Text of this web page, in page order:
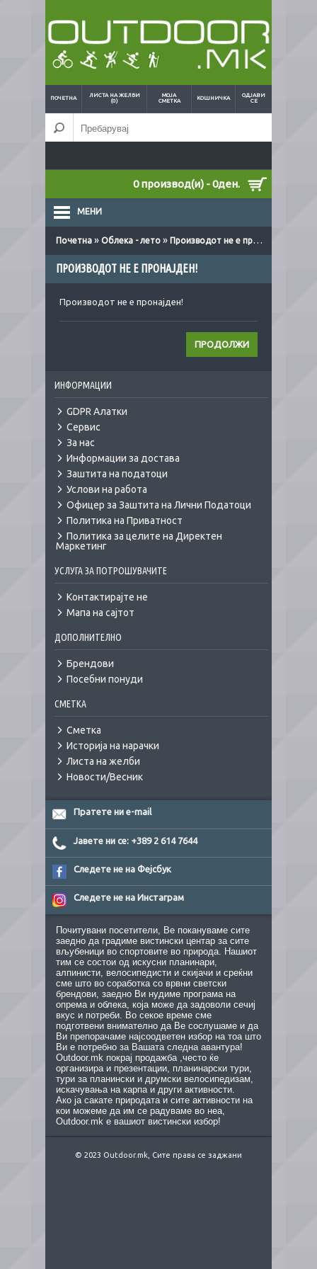
ПОЧЕТНА
ЛИСТА НА ЖЕЛБИ
(0)
МОЈА
СМЕТКА
КОШНИЧКА
ОДЈАВИ
СЕ
0 производ(и) - 0ден.
МЕНИ
Почетна » Облека - лето » Производот не е пронајден!
ПРОИЗВОДОТ НЕ Е ПРОНАЈДЕН!
Производот не е пронајден!
ПРОДОЛЖИ
ИНФОРМАЦИИ
GDPR Алатки
Сервис
За нас
Информации за достава
Заштита на податоци
Услови на работа
Офицер за Заштита на Лични Податоци
Политика на Приватност
Политика за целите на Директен
Маркетинг
УСЛУГА ЗА ПОТРОШУВАЧИТЕ
Контактирајте не
Мапа на сајтот
ДОПОЛНИТЕЛНО
Брендови
Посебни понуди
СМЕТКА
Сметка
Историја на нарачки
Листа на желби
Новости/Весник
Пратете ни e-mail
Јавете ни се: +389 2 614 7644
Следете не на Фејсбук
Следете не на Инстаграм
Почитувани посетители, Ве покануваме сите
заедно да градиме вистински центар за сите
вљубеници во спортовите во природа. Нашиот
тим се состои од искусни планинари,
алпинисти, велосипедисти и скијачи и среќни
сме што во соработка со врвни светски
брендови, заедно Ви нудиме програма на
опрема и облека, која може да задоволи сечиј
вкус и потреби. Во секое време сме
подготвени внимателно да Ве сослушаме и да
Ви препорачаме најсоодветен избор на тоа што
Ви е потребно за Вашата следна авантура!
Outdoor.mk покрај продажба ,често ќе
организира и презентации, планинарски тури,
тури за планински и друмски велосипедизам,
искачувања на карпа и други активности.
Ако ја сакате природата и сите активности на
кои можеме да им се радуваме во неа,
Outdoor.mk е вашиот вистински избор!
© 2023 Outdoor.mk, Сите права се заджани